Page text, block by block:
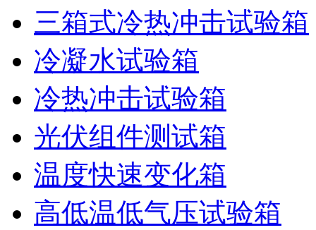
三箱式冷热冲击试验箱
冷凝水试验箱
冷热冲击试验箱
光伏组件测试箱
温度快速变化箱
高低温低气压试验箱